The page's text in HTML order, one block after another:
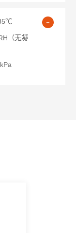
（无凝